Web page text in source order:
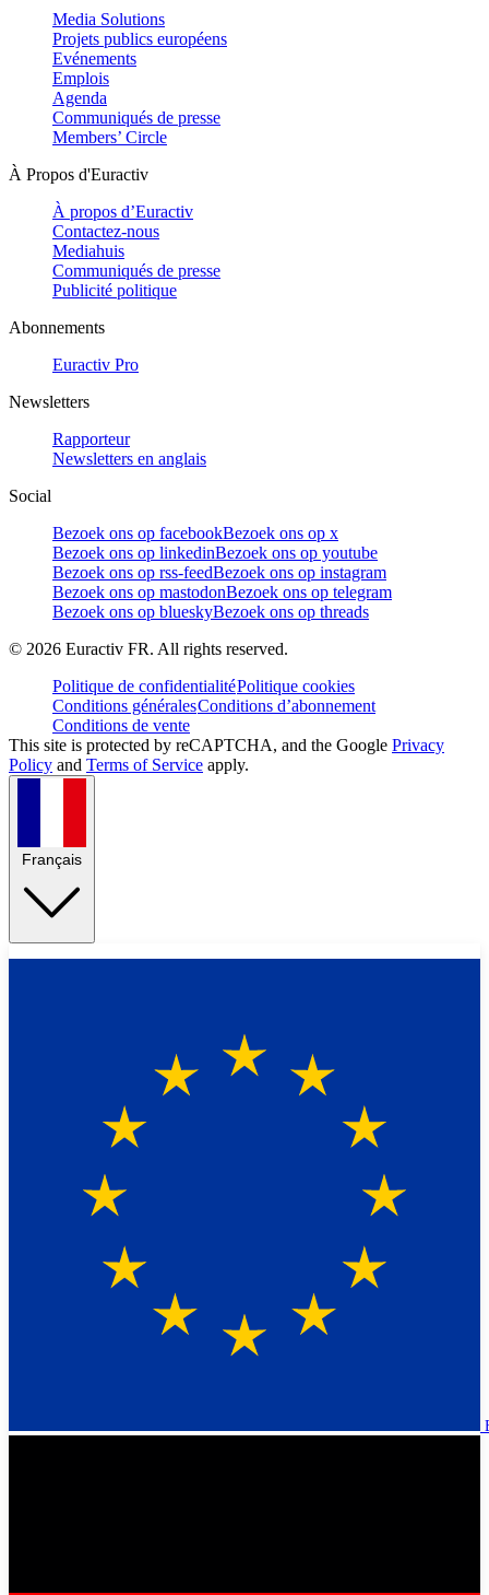
Media Solutions
Projets publics européens
Evénements
Emplois
Agenda
Communiqués de presse
Members’ Circle
À Propos d'Euractiv
À propos d’Euractiv
Contactez-nous
Mediahuis
Communiqués de presse
Publicité politique
Abonnements
Euractiv Pro
Newsletters
Rapporteur
Newsletters en anglais
Social
Bezoek ons op facebookBezoek ons op x
Bezoek ons op linkedinBezoek ons op youtube
Bezoek ons op rss-feedBezoek ons op instagram
Bezoek ons op mastodonBezoek ons op telegram
Bezoek ons op blueskyBezoek ons op threads
© 2026 Euractiv FR. All rights reserved.
Politique de confidentialitéPolitique cookies
Conditions généralesConditions d’abonnement
Conditions de vente
This site is protected by reCAPTCHA, and the Google Privacy
Policy and Terms of Service apply.
Français